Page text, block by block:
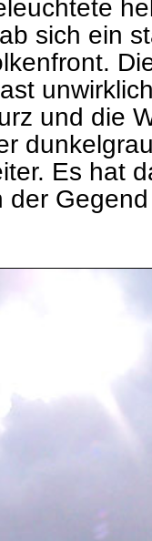
sich ein
und die
Es hat
der